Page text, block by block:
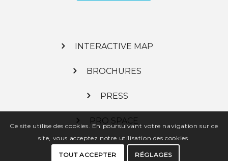
INTERACTIVE MAP
BROCHURES
PRESS
PRO SPACE
Ce site utilise des cookies. En poursuivant votre navigation sur ce
site, vous acceptez notre utilisation des cookies.
TOUT ACCEPTER RÉGLAGES